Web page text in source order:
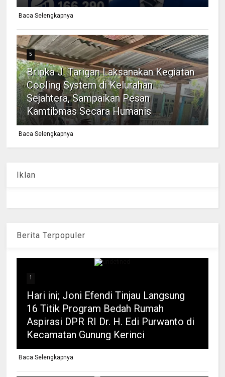
Baca Selengkapnya
5
Bripka J. Tarigan Laksanakan Kegiatan
Cooling System di Kelurahan
Sejahtera, Sampaikan Pesan
Kamtibmas Secara Humanis
Baca Selengkapnya
Iklan
Berita Terpopuler
1
Hari ini; Joni Efendi Tinjau Langsung
16 Titik Program Bedah Rumah
Aspirasi DPR RI Dr. H. Edi Purwanto di
Kecamatan Gunung Kerinci
Baca Selengkapnya